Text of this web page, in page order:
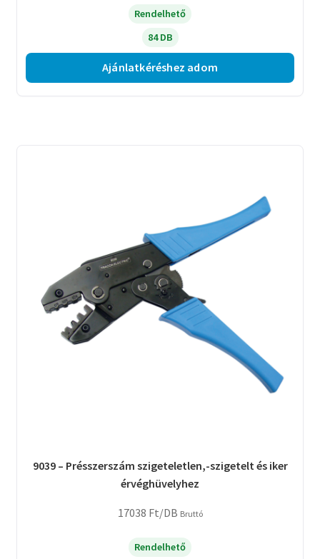
Rendelhető
84 DB
Ajánlatkéréshez adom
9039 – Présszerszám szigeteletlen,-szigetelt és iker
érvéghüvelyhez
17038 Ft/DB Bruttó
Rendelhető